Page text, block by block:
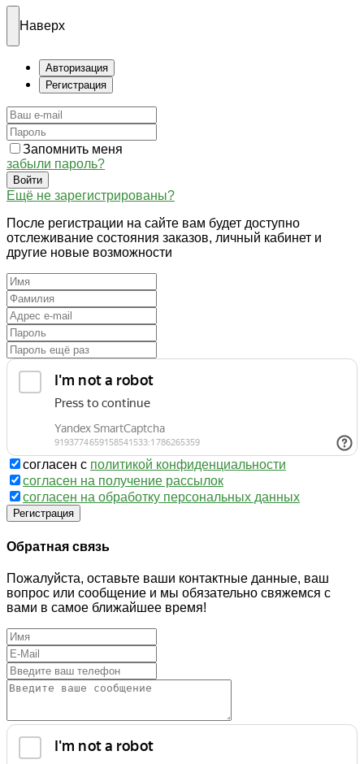
Наверх
Авторизация
Регистрация
Запомнить меня
забыли пароль?
Войти
Ещё не зарегистрированы?
После регистрации на сайте вам будет доступно
отслеживание состояния заказов, личный кабинет и
другие новые возможности
согласен с политикой конфиденциальности
согласен на получение рассылок
согласен на обработку персональных данных
Регистрация
Обратная связь
Пожалуйста, оставьте ваши контактные данные, ваш
вопрос или сообщение и мы обязательно свяжемся с
вами в самое ближайшее время!